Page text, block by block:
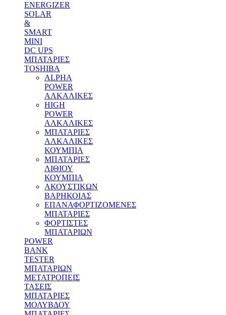
ENERGIZER
SOLAR
&
SMART
MINI
DC UPS
MΠΑΤΑΡΙΕΣ
TOSHIBA
ALPHA
POWER
ΑΛΚΑΛΙΚΕΣ
HIGH
POWER
ΑΛΚΑΛΙΚΕΣ
MΠΑΤΑΡΙΕΣ
ΑΛΚΑΛΙΚΕΣ
ΚΟΥΜΠΙΑ
MΠΑΤΑΡΙΕΣ
ΛΙΘΙΟΥ
ΚΟΥΜΠΙΑ
ΑΚΟΥΣΤΙΚΩΝ
ΒΑΡΗΚΟΙΑΣ
ΕΠΑΝΑΦΟΡΤΙΖΟΜΕΝΕΣ
ΜΠΑΤΑΡΙΕΣ
ΦΟΡΤΙΣΤΕΣ
ΜΠΑΤΑΡΙΩΝ
POWER
BANK
TESTER
ΜΠΑΤΑΡΙΩΝ
ΜΕΤΑΤΡΟΠΕΙΣ
ΤΑΣΕΙΣ
ΜΠΑΤΑΡΙΕΣ
ΜΟΛΥΒΔΟΥ